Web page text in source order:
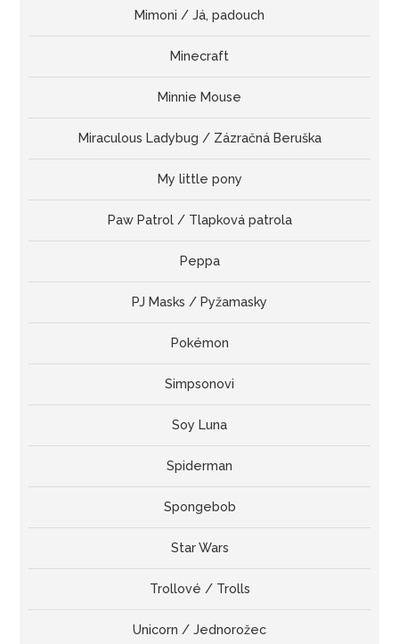
Mimoni / Já, padouch
Minecraft
Minnie Mouse
Miraculous Ladybug / Zázračná Beruška
My little pony
Paw Patrol / Tlapková patrola
Peppa
PJ Masks / Pyžamasky
Pokémon
Simpsonovi
Soy Luna
Spiderman
Spongebob
Star Wars
Trollové / Trolls
Unicorn / Jednorožec